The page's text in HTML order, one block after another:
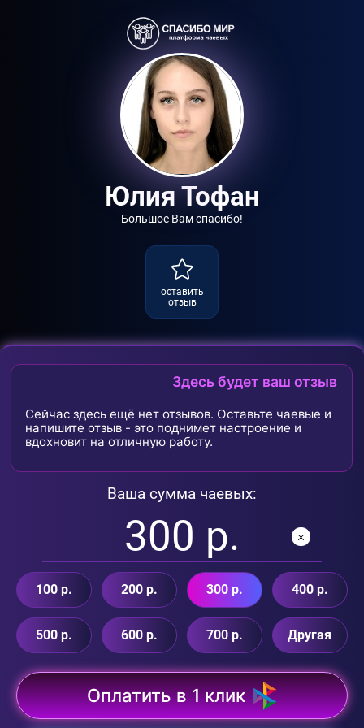
Юлия Тофан
Большое Вам спасибо!
оставить
отзыв
Здесь будет ваш отзыв
Сейчас здесь ещё нет отзывов. Оставьте чаевые и
напишите отзыв - это поднимет настроение и
вдохновит на отличную работу.
Ваша сумма чаевых:
100 р. 200 р. 300 р. 400 р.
500 р. 600 р. 700 р. Другая
Оплатить в 1 клик